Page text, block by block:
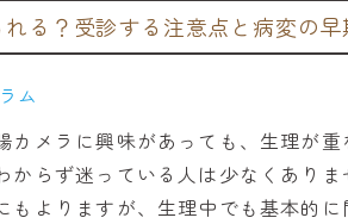
る？受診する注意点と病変の
ム
カメラに興味があっても、生理が
からず迷っている人は少なくあり
もよりますが、生理中でも基本的